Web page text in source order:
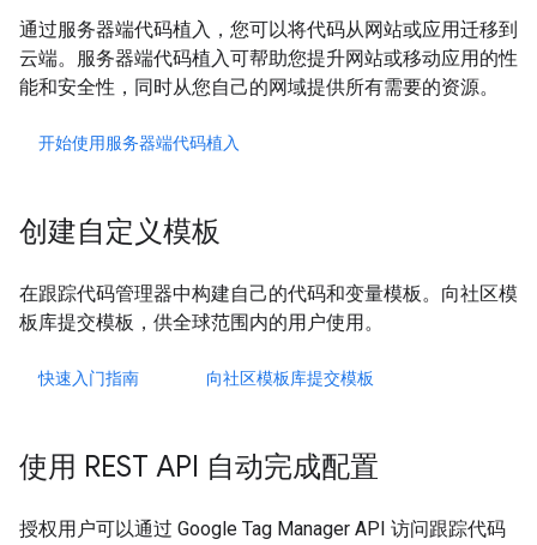
通过服务器端代码植入，您可以将代码从网站或应用迁移到
云端。服务器端代码植入可帮助您提升网站或移动应用的性
能和安全性，同时从您自己的网域提供所有需要的资源。
开始使用服务器端代码植入
创建自定义模板
在跟踪代码管理器中构建自己的代码和变量模板。向社区模
板库提交模板，供全球范围内的用户使用。
快速入门指南 向社区模板库提交模板
使用 REST API 自动完成配置
授权用户可以通过 Google Tag Manager API 访问跟踪代码